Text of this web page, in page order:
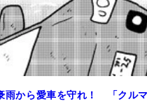
雨から愛車を守れ！ 「クル